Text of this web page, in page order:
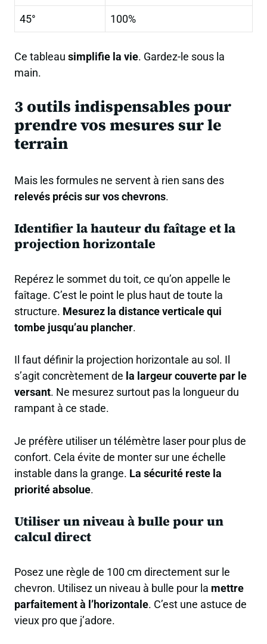
45° 100%
Ce tableau simplifie la vie. Gardez-le sous la
main.
3 outils indispensables pour
prendre vos mesures sur le
terrain
Mais les formules ne servent à rien sans des
relevés précis sur vos chevrons.
Identifier la hauteur du faîtage et la
projection horizontale
Repérez le sommet du toit, ce qu’on appelle le
faîtage. C’est le point le plus haut de toute la
structure. Mesurez la distance verticale qui
tombe jusqu’au plancher.
Il faut définir la projection horizontale au sol. Il
s’agit concrètement de la largeur couverte par le
versant. Ne mesurez surtout pas la longueur du
rampant à ce stade.
Je préfère utiliser un télémètre laser pour plus de
confort. Cela évite de monter sur une échelle
instable dans la grange. La sécurité reste la
priorité absolue.
Utiliser un niveau à bulle pour un
calcul direct
Posez une règle de 100 cm directement sur le
chevron. Utilisez un niveau à bulle pour la mettre
parfaitement à l’horizontale. C’est une astuce de
vieux pro que j’adore.